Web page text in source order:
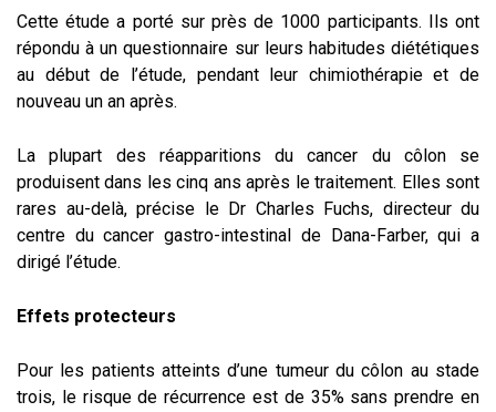
Cette étude a porté sur près de 1000 participants. Ils ont
répondu à un questionnaire sur leurs habitudes diététiques
au début de l’étude, pendant leur chimiothérapie et de
nouveau un an après.
La plupart des réapparitions du cancer du côlon se
produisent dans les cinq ans après le traitement. Elles sont
rares au-delà, précise le Dr Charles Fuchs, directeur du
centre du cancer gastro-intestinal de Dana-Farber, qui a
dirigé l’étude.
Effets protecteurs
Pour les patients atteints d’une tumeur du côlon au stade
trois, le risque de récurrence est de 35% sans prendre en